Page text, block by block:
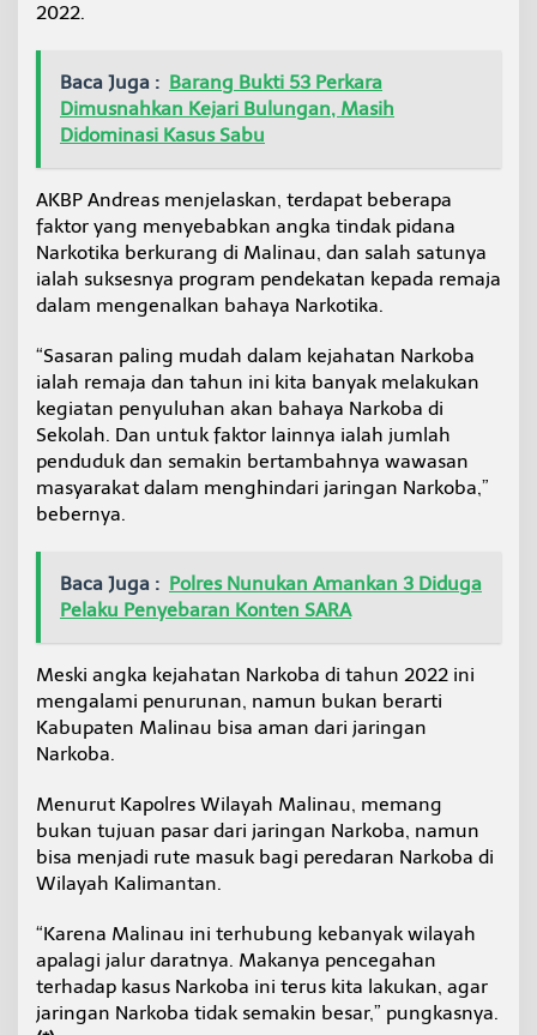
i
2022.
Baca Juga : Barang Bukti 53 Perkara
Dimusnahkan Kejari Bulungan, Masih
Didominasi Kasus Sabu
AKBP Andreas menjelaskan, terdapat beberapa
faktor yang menyebabkan angka tindak pidana
Narkotika berkurang di Malinau, dan salah satunya
ialah suksesnya program pendekatan kepada remaja
dalam mengenalkan bahaya Narkotika.
“Sasaran paling mudah dalam kejahatan Narkoba
ialah remaja dan tahun ini kita banyak melakukan
kegiatan penyuluhan akan bahaya Narkoba di
Sekolah. Dan untuk faktor lainnya ialah jumlah
penduduk dan semakin bertambahnya wawasan
masyarakat dalam menghindari jaringan Narkoba,”
bebernya.
Baca Juga : Polres Nunukan Amankan 3 Diduga
Pelaku Penyebaran Konten SARA
Meski angka kejahatan Narkoba di tahun 2022 ini
mengalami penurunan, namun bukan berarti
Kabupaten Malinau bisa aman dari jaringan
Narkoba.
Menurut Kapolres Wilayah Malinau, memang
bukan tujuan pasar dari jaringan Narkoba, namun
bisa menjadi rute masuk bagi peredaran Narkoba di
Wilayah Kalimantan.
“Karena Malinau ini terhubung kebanyak wilayah
apalagi jalur daratnya. Makanya pencegahan
terhadap kasus Narkoba ini terus kita lakukan, agar
jaringan Narkoba tidak semakin besar,” pungkasnya.